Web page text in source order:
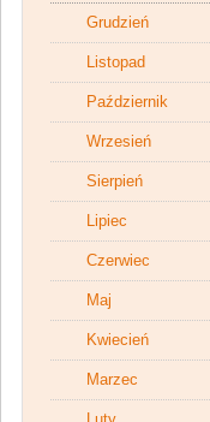
Grudzień
Listopad
Październik
Wrzesień
Sierpień
Lipiec
Czerwiec
Maj
Kwiecień
Marzec